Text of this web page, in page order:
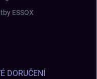
ESSOX
DORUČENÍ